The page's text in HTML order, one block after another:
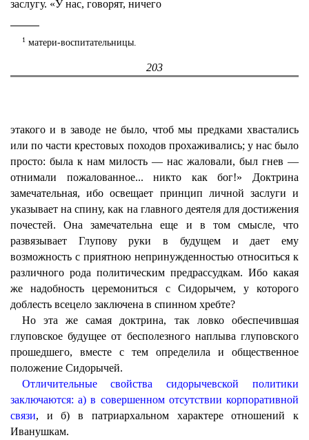
заслугу. «У нас, говорят, ничего
1матери-воспитательницы.
203
этакого и в заводе не было, чтоб мы предками хвастались
или по части крестовых походов прохаживались; у нас было
просто: была к нам милость — нас жаловали, был гнев —
отнимали пожалованное... никто как бог!» Доктрина
замечательная, ибо освещает принцип личной заслуги и
указывает на спину, как на главного деятеля для достижения
почестей. Она замечательна еще и в том смысле, что
развязывает Глупову руки в будущем и дает ему
возможность с приятною непринужденностью относиться к
различного рода политическим предрассудкам. Ибо какая
же надобность церемониться с Сидорычем, у которого
доблесть всецело заключена в спинном хребте?
Но эта же самая доктрина, так ловко обеспечившая
глуповское будущее от бесполезного наплыва глуповского
прошедшего, вместе с тем определила и общественное
положение Сидорычей.
Отличительные свойства сидорычевской политики
заключаются: а) в совершенном отсутствии корпоративной
связи, и б) в патриархальном характере отношений к
Иванушкам.